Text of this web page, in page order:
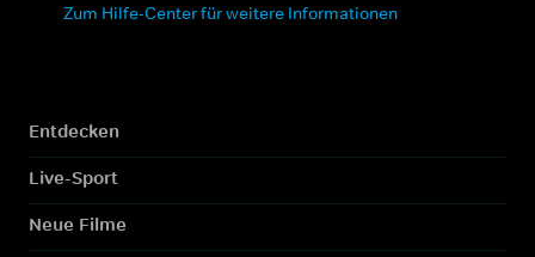
Zum Hilfe-Center für weitere Informationen
Entdecken
Live-Sport
Neue Filme